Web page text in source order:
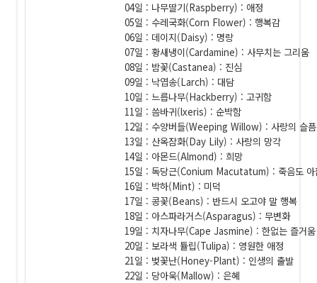
04일 : 나무딸기(Raspberry) : 애정
05일 : 수레국화(Corn Flower) : 행복감
06일 : 데이지(Daisy) : 명랑
07일 : 황새냉이(Cardamine) : 사무치는 그리움
08일 : 밤꽃(Castanea) : 진심
09일 : 낙엽송(Larch) : 대담
10일 : 느릅나무(Hackberry) : 고귀함
11일 : 씀바귀(lxeris) : 순박함
12일 : 수양버들(Weeping Willow) : 사랑의 슬픔
13일 : 산옥잠화(Day Lily) : 사랑의 망각
14일 : 아몬드(Almond) : 희망
15일 : 독당근(Conium Macutatum) : 죽음도 아
16일 : 박하(Mint) : 미덕
17일 : 콩꽃(Beans) : 반드시 오고야 말 행복
18일 : 아스파라거스(Asparagus) : 무변화
19일 : 치자나무(Cape Jasmine) : 한없는 즐거움
20일 : 보라색 튤립(Tulipa) : 영원한 애정
21일 : 벚꽃난(Honey-Plant) : 인생의 출발
22일 : 당아욱(Mallow) : 은혜